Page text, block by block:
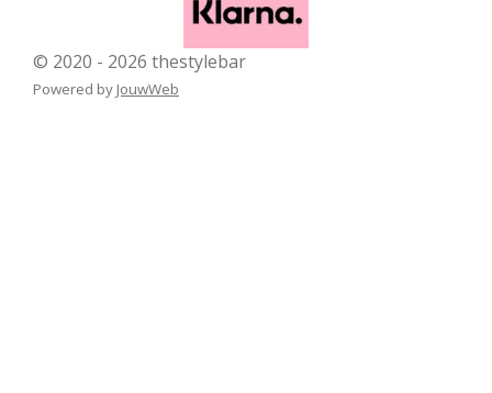
© 2020 - 2026 thestylebar
Powered by JouwWeb